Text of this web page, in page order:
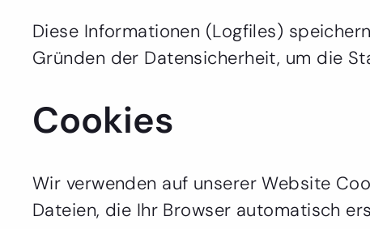
Diese Informationen (Logfiles)
Gründen der Datensicherheit, um die
Cookies
Wir verwenden auf unserer Website
Dateien, die Ihr Browser automatisch